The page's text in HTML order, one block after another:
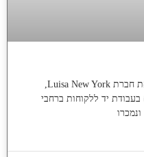
גילי זילכה, מהנדסת כימיה, הקימה את חברת Luisa New York,
בעבודת יד ללקוחות ברחבי